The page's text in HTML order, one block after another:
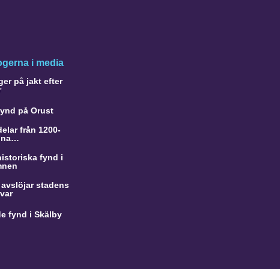
i media
på jakt efter
på Orust
från 1200-
fynd i
stadens
fynd i Skälby